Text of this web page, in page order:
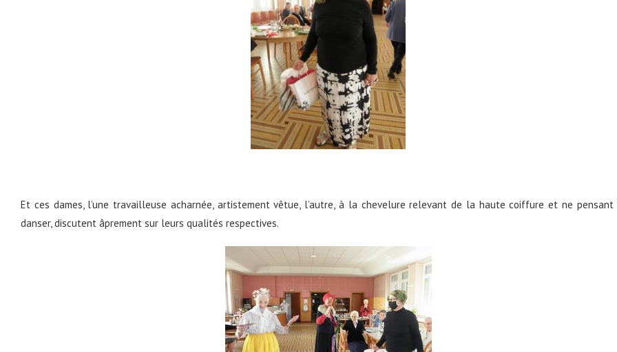
Et ces dames, l’une travailleuse acharnée, artistement vêtue, l’autre, à la chevelure relevant de la haute coiffure et ne pensant
danser, discutent âprement sur leurs qualités respectives.